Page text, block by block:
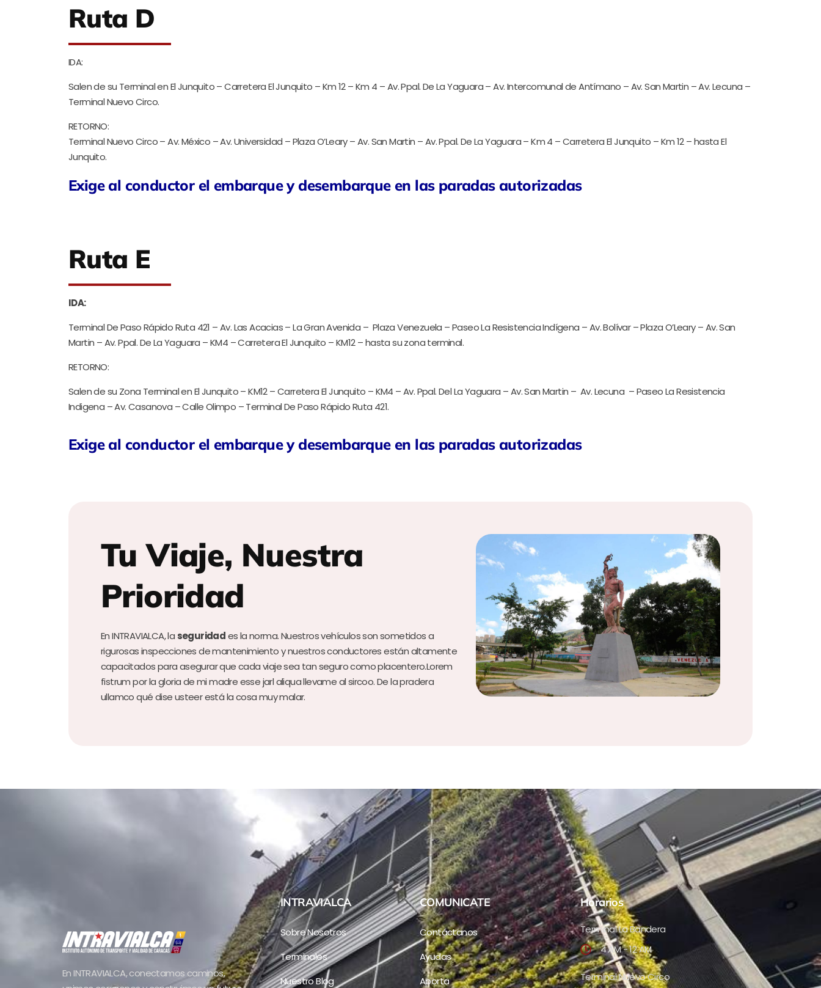
Ruta D
IDA:
Salen de su Terminal en El Junquito – Carretera El Junquito – Km 12 – Km 4 – Av. Ppal. De La Yaguara – Av. Intercomunal de Antímano – Av. San Martin – Av. Lecuna –
Terminal Nuevo Circo.
RETORNO:
Terminal Nuevo Circo – Av. México – Av. Universidad – Plaza O’Leary – Av. San Martin – Av. Ppal. De La Yaguara – Km 4 – Carretera El Junquito – Km 12 – hasta El
Junquito.
Exige al conductor el embarque y desembarque en las paradas autorizadas
Ruta E
IDA:
Terminal De Paso Rápido Ruta 421 – Av. Las Acacias – La Gran Avenida – Plaza Venezuela – Paseo La Resistencia Indígena – Av. Bolívar – Plaza O’Leary – Av. San
Martin – Av. Ppal. De La Yaguara – KM4 – Carretera El Junquito – KM12 – hasta su zona terminal.
RETORNO:
Salen de su Zona Terminal en El Junquito – KM12 – Carretera El Junquito – KM4 – Av. Ppal. Del La Yaguara – Av. San Martin – Av. Lecuna – Paseo La Resistencia
Indigena – Av. Casanova – Calle Olimpo – Terminal De Paso Rápido Ruta 421.
Exige al conductor el embarque y desembarque en las paradas autorizadas
Tu Viaje, Nuestra
Prioridad
En INTRAVIALCA, la seguridades la norma. Nuestros vehículos son sometidos a
rigurosas inspecciones de mantenimiento y nuestros conductores están altamente
capacitados para asegurar que cada viaje sea tan seguro como placentero.Lorem
fistrum por la gloria de mi madre esse jarl aliqua llevame al sircoo. De la pradera
ullamco qué dise usteer está la cosa muy malar.
En INTRAVIALCA, conectamos caminos,
INTRAVIALCA
Sobre Nosotros
Terminales
Nuestro Blog
COMUNICATE
Contáctanos
Ayudas
Aporta
Horarios
Terminal La Bandera
4 AM - 12 AM
Terminal Nuevo Circo